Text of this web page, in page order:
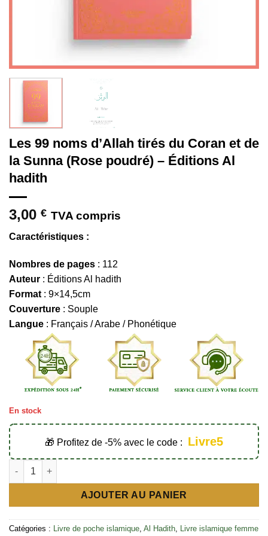
Les 99 noms d’Allah tirés du Coran et de
la Sunna (Rose poudré) – Éditions Al
hadith
3,00 € TVA compris
Caractéristiques :
Nombres de pages : 112
Auteur : Éditions Al hadith
Format : 9×14,5cm
Couverture : Souple
Langue : Français / Arabe / Phonétique
En stock
🎁 Profitez de -5% avec le code : Livre5
quantité de Les 99 noms d’Allah tirés du Coran et de la
AJOUTER AU PANIER
Catégories : Livre de poche islamique Al Hadith Livre islamique femme